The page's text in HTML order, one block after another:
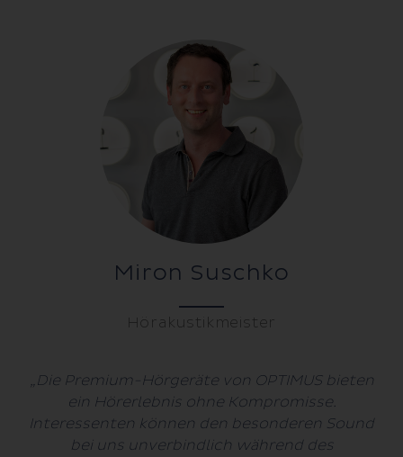
Miron Suschko
Hörakustikmeister
„Die Premium-Hörgeräte von OPTIMUS bieten
ein Hörerlebnis ohne Kompromisse.
Interessenten können den besonderen Sound
bei uns unverbindlich während des